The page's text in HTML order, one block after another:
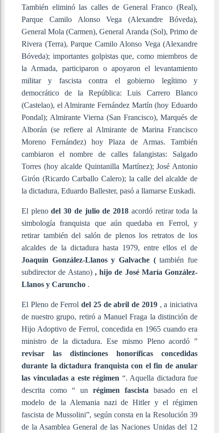
También eliminó las calles de General Franco (Real),
Parque Camilo Alonso Vega (Alexandre Bóveda),
General Mola (Carmen), General Aranda (Sol), Primo de
Rivera (Terra), Parque Camilo Alonso Vega (Alexandre
Bóveda); importantes golpistas que, como miembros de
la Armada, participaron o apoyaron el levantamiento
militar y fascista contra el gobierno legítimo y
democrático de la República: Luis Carrero Blanco
(Castelao), el Almirante Fernández Martín (hoy Eduardo
Pondal); Almirante Vierna (San Francisco), Marqués de
Alborán (se refiere al Almirante de Marina Francisco
Moreno Fernández) hoy Plaza de Armas. También
cambiaron el nombre de calles falangistas: Salgado
Torres (hoy alcalde Quintanilla Martínez); José Antonio
Girón (Ricardo Carballo Calero); la calle del alcalde de
la dictadura, Eduardo Ballester, pasó a llamarse Euskadi.
El plenodel 30 de julio de 2018 acordó retirar toda la
simbología franquista que aún quedaba en Ferrol, y
retirar también del salón de plenos los retratos de los
alcaldes de la dictadura hasta 1979, entre ellos el de
Joaquín González-Llanos y Galvache (también fue
subdirector de Astano) , hijo de José María González-
Llanos y Caruncho .
El Pleno de Ferrol del 25 de abril de 2019, a iniciativa
de nuestro grupo, retiró a Manuel Fraga la distinción de
Hijo Adoptivo de Ferrol, concedida en 1965 cuando era
ministro de la dictadura. Ese mismo Pleno acordó ”
revisar las distinciones honoríficas concedidas
durante la dictadura franquista con el fin de anular
las vinculadas a este régimen “. Aquella dictadura fue
descrita como “ un régimen fascista basado en el
modelo de la Alemania nazi de Hitler y el régimen
fascista de Mussolini”, según consta en la Resolución 39
de la Asamblea General de las Naciones Unidas del 12